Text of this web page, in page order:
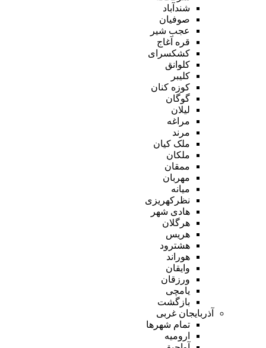
شندآباد
صوفیان
عجب شیر
قره آغاج
کشکسرای
کلوانق
کلیبر
کوزه کنان
گوگان
لیلان
مراغه
مرند
ملک کیان
ملکان
ممقان
مهربان
میانه
نظرکهریزی
هادی شهر
هرگلان
هریس
هشترود
هوراند
وایقان
ورزقان
یامچی
بازگشت
آذربایجان غربی
تمام شهر‌ها
ارومیه